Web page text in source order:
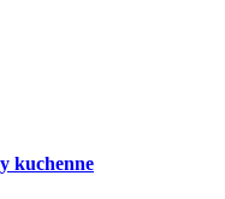
kuchenne